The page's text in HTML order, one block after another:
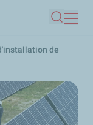
de